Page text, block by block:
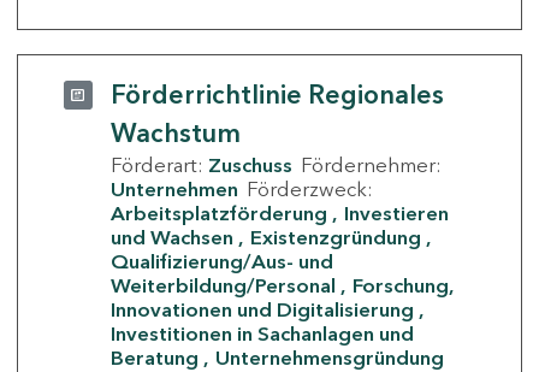
Förderrichtlinie Regionales
Wachstum
Förderart: Zuschuss Fördernehmer:
Unternehmen Förderzweck:
Arbeitsplatzförderung
Investieren
und Wachsen
Existenzgründung
Qualifizierung/Aus- und
Weiterbildung/Personal
Forschung,
Innovationen und Digitalisierung
Investitionen in Sachanlagen und
Beratung
Unternehmensgründung